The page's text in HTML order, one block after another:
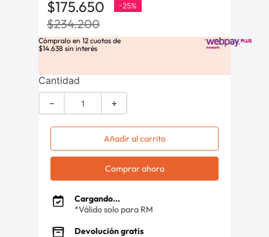
$175.650 -25%
$234.200
Cómpralo en 12 cuotas de
$14.638 sin interés
Cantidad
＋
－
Añadir al carrito
Comprar ahora
Cargando...
*Válido solo para RM
Devolución gratis